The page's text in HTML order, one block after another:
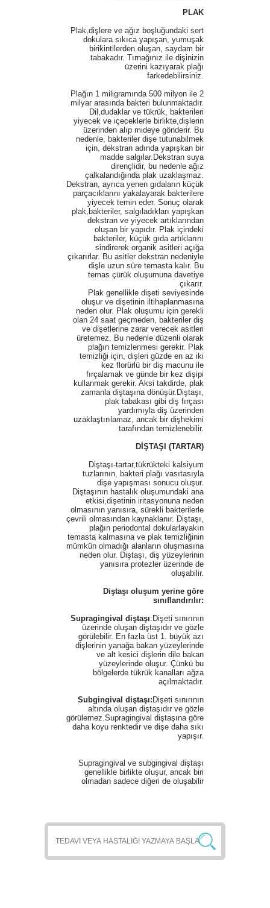
PLAK
Plak,dişlere ve ağız boşluğundaki sert
dokulara sıkıca yapışan, yumuşak
birikintilerden oluşan, saydam bir
tabakadır. Tırnağınız ile dişinizin
üzerini kazıyarak plağı
farkedebilirsiniz.
Plağın 1 miligramında 500 milyon ile 2
milyar arasında bakteri bulunmaktadır.
Dil,dudaklar ve tükrük, bakterileri
yiyecek ve içeceklerle birlikte,dişlerin
üzerinden alıp mideye gönderir. Bu
nedenle, bakteriler dişe tutunabilmek
için, dekstran adında yapışkan bir
madde salgılar.Dekstran suya
dirençlidir, bu nedenle ağız
çalkalandığında plak uzaklaşmaz.
Dekstran, ayrıca yenen gıdaların küçük
parçacıklarını yakalayarak bakterilere
yiyecek temin eder. Sonuç olarak
plak,bakteriler, salgıladıkları yapışkan
dekstran ve yiyecek artıklarından
oluşan bir yapıdır. Plak içindeki
bakteriler, küçük gıda artıklarını
sindirerek organik asitleri açığa
çıkarırlar. Bu asitler dekstran nedeniyle
dişle uzun süre temasta kalır. Bu
temas çürük oluşumuna davetiye
çıkarır.
Plak genellikle dişeti seviyesinde
oluşur ve dişetinin iltihaplanmasına
neden olur. Plak oluşumu için gerekli
olan 24 saat geçmeden, bakteriler diş
ve dişetlerine zarar verecek asitleri
üretemez. Bu nedenle düzenli olarak
plağın temizlenmesi gerekir. Plak
temizliği için, dişleri güzde en az iki
kez florürlü bir diş macunu ile
fırçalamak ve günde bir kez dişipi
kullanmak gerekir. Aksi takdirde, plak
zamanla diştaşına dönüşür.Diştaşı,
plak tabakası gibi diş fırçası
yardımıyla diş üzerinden
uzaklaştırılamaz, ancak bir dişhekimi
tarafından temizlenebilir.
DİŞTAŞI (TARTAR)
Diştaşı-tartar,tükrükteki kalsiyum
tuzlarının, bakteri plağı vasıtasıyla
dişe yapışması sonucu oluşur.
Diştaşının hastalık oluşumundaki ana
etkisi,dişetinin iritasyonuna neden
olmasının yanısıra, sürekli bakterilerle
çevrili olmasından kaynaklanır. Diştaşı,
plağın periodontal dokularlayakın
temasta kalmasına ve plak temizliğinin
mümkün olmadığı alanların oluşmasına
neden olur. Diştaşı, diş yüzeylerinin
yanısıra protezler üzerinde de
oluşabilir.
Diştaşı oluşum yerine göre
sınıflandırılır:
Supragingival diştaşı:Dişeti sınırının
üzerinde oluşan diştaşıdır ve gözle
görülebilir. En fazla üst 1. büyük azı
dişlerinin yanağa bakan yüzeylerinde
ve alt kesici dişlerin dile bakan
yüzeylerinde oluşur. Çünkü bu
bölgelerde tükrük kanalları ağza
açılmaktadır.
Subgingival diştaşı: Dişeti sınırının
altında oluşan diştaşıdır ve gözle
görülemez.Supragingival diştaşına göre
daha koyu renktedir ve dişe daha sıkı
yapışır.
Supragingival ve subgingival diştaşı
genellikle birlikte oluşur, ancak biri
olmadan sadece diğeri de oluşabilir